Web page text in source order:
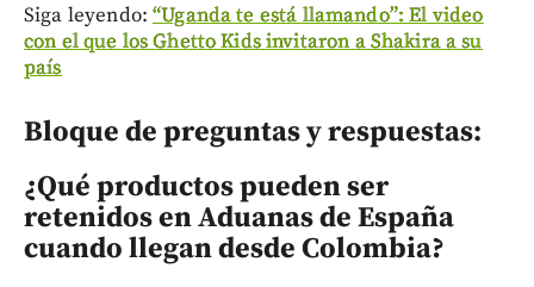
Siga leyendo:“Uganda te está llamando”: El video
con el que los Ghetto Kids invitaron a Shakira a su
país
Bloque de preguntas y respuestas:
¿Qué productos pueden ser
retenidos en Aduanas de España
cuando llegan desde Colombia?